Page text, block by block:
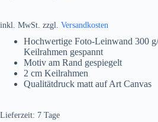
inkl. MwSt. zzgl. Versandkosten
Hochwertige Foto-Leinwand 300
Keilrahmen gespannt
Motiv am Rand gespiegelt
2 cm Keilrahmen
Qualitätdruck matt auf Art Canvas
Lieferzeit: 7 Tage